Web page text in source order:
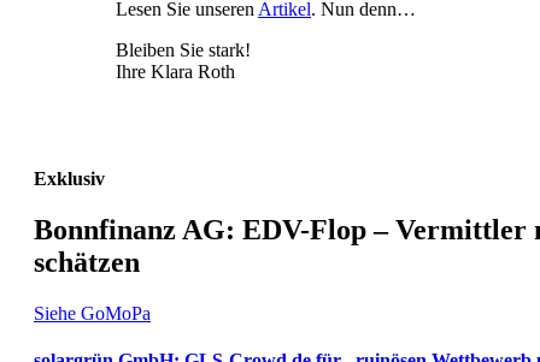
Lesen Sie unseren Artikel. Nun denn…
Bleiben Sie stark!
Ihre Klara Roth
Exklusiv
Bonnfinanz AG: EDV-Flop – Vermittler
schätzen
Siehe GoMoPa